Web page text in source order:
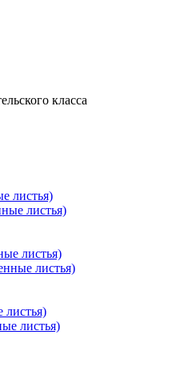
класса
листья)
листья)
листья)
листья)
листья)